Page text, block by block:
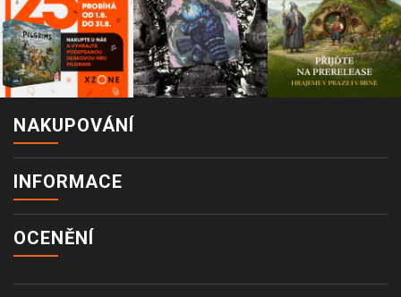
NAKUPOVÁNÍ
INFORMACE
OCENĚNÍ